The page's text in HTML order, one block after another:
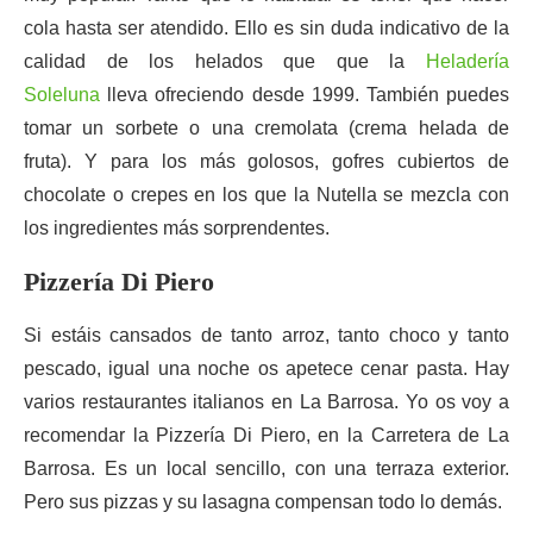
cola hasta ser atendido. Ello es sin duda indicativo de la
calidad de los helados que que la
Heladería
Soleluna lleva ofreciendo desde 1999. También puedes
tomar un sorbete o una cremolata (crema helada de
fruta). Y para los más golosos, gofres cubiertos de
chocolate o crepes en los que la Nutella se mezcla con
los ingredientes más sorprendentes.
Pizzería Di Piero
Si estáis cansados de tanto arroz, tanto choco y tanto
pescado, igual una noche os apetece cenar pasta. Hay
varios restaurantes italianos en La Barrosa. Yo os voy a
recomendar la Pizzería Di Piero, en la Carretera de La
Barrosa. Es un local sencillo, con una terraza exterior.
Pero sus pizzas y su lasagna compensan todo lo demás.